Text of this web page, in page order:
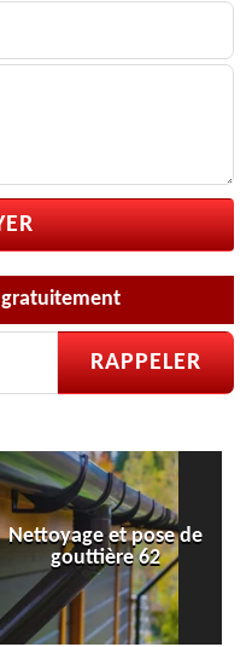
de
Pose et
velux 62